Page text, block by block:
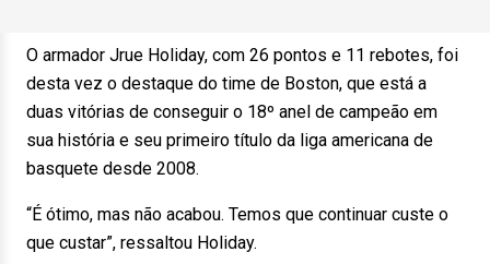
O armador Jrue Holiday, com 26 pontos e 11 rebotes, foi
desta vez o destaque do time de Boston, que está a
duas vitórias de conseguir o 18º anel de campeão em
sua história e seu primeiro título da liga americana de
basquete desde 2008.
“É ótimo, mas não acabou. Temos que continuar custe o
que custar”, ressaltou Holiday.